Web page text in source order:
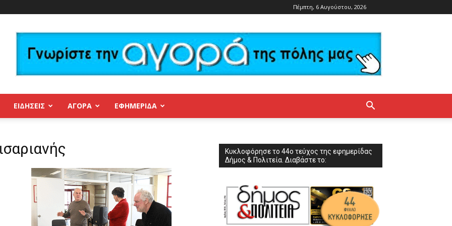
Πέμπτη, 6 Αυγούστου, 2026
ΕΙΔΗΣΕΙΣ ΑΓΟΡΑ ΕΦΗΜΕΡΊΔΑ
Κυκλοφόρησε το 44ο τεύχος της εφημερίδας
Δήμος & Πολιτεία. Διαβάστε το: